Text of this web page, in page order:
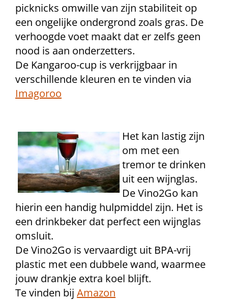
picknicks omwille van zijn stabiliteit op
een ongelijke ondergrond zoals gras. De
verhoogde voet maakt dat er zelfs geen
nood is aan onderzetters.
De Kangaroo-cup is verkrijgbaar in
verschillende kleuren en te vinden via
Imagoroo
Het kan lastig zijn
om met een
tremor te drinken
uit een wijnglas.
De Vino2Go kan
hierin een handig hulpmiddel zijn. Het is
een drinkbeker dat perfect een wijnglas
omsluit.
De Vino2Go is vervaardigt uit BPA-vrij
plastic met een dubbele wand, waarmee
jouw drankje extra koel blijft.
Te vinden bij Amazon